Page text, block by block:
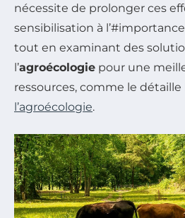
nécessite de prolonger ces
sensibilisation à
tout en examinant des
l’agroécologie pour une
ressources, comme le
l’agroécologie.